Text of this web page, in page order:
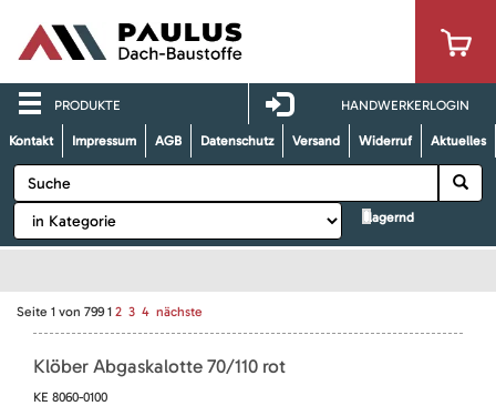
PRODUKTE HANDWERKERLOGIN
Kontakt Impressum AGB Datenschutz Versand Widerruf Aktuelles
lagernd
Seite 1 von 799 1 2 3 4 nächste
Klöber Abgaskalotte 70/110 rot
KE 8060-0100